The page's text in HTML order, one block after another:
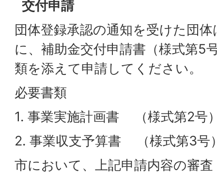
交付申請
団体登録承認の通知を受けた団
に、補助金交付申請書（様式第5
類を添えて申請してください。
必要書類
1. 事業実施計画書 （様式第2号
2. 事業収支予算書 （様式第3号
市において、上記申請内容の審